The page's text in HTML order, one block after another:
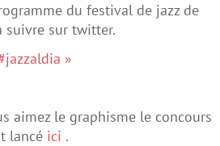
du festival de jazz de
suivre sur twitter.
»
aimez le graphisme le concours
lancé ici .